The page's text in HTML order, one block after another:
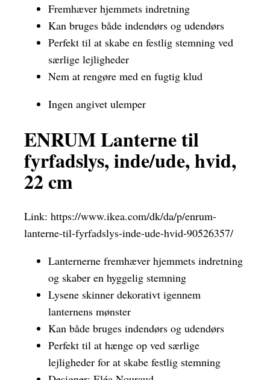
Fremhæver hjemmets indretning
Kan bruges både indendørs og udendørs
Perfekt til at skabe en festlig stemning ved
særlige lejligheder
Nem at rengøre med en fugtig klud
Ingen angivet ulemper
ENRUM Lanterne til
fyrfadslys, inde/ude, hvid,
22 cm
Link: https://www.ikea.com/dk/da/p/enrum-
lanterne-til-fyrfadslys-inde-ude-hvid-90526357/
Lanternerne fremhæver hjemmets indretning
og skaber en hyggelig stemning
Lysene skinner dekorativt igennem
lanternens mønster
Kan både bruges indendørs og udendørs
Perfekt til at hænge op ved særlige
lejligheder for at skabe festlig stemning